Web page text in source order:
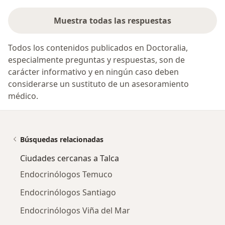
Muestra todas las respuestas
Todos los contenidos publicados en Doctoralia,
especialmente preguntas y respuestas, son de
carácter informativo y en ningún caso deben
considerarse un sustituto de un asesoramiento
médico.
Búsquedas relacionadas
Ciudades cercanas a Talca
Endocrinólogos Temuco
Endocrinólogos Santiago
Endocrinólogos Viña del Mar